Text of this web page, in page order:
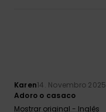
Karen14. Novembro 2025
Adoro o casaco
Mostrar original - Inglês